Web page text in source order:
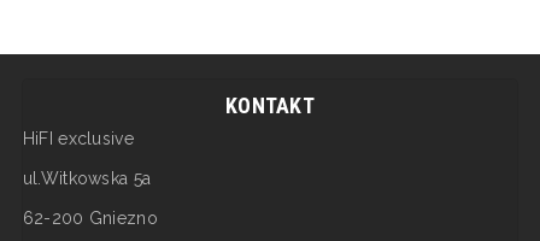
KONTAKT
HiFI exclusive
ul.Witkowska 5a
62-200 Gniezno